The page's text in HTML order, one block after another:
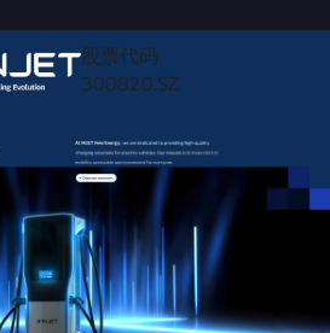
股票代码
300820.SZ